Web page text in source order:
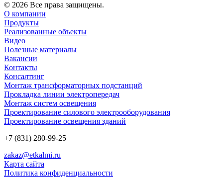
© 2026 Все права защищены.
О компании
Продукты
Реализованные объекты
Видео
Полезные материалы
Вакансии
Контакты
Консалтинг
Монтаж трансформаторных подстанций
Прокладка линии электропередач
Монтаж систем освещения
Проектирование силового электрооборудования
Проектирование освещения зданий
+7 (831) 280-99-25
zakaz@etkalmi.ru
Карта сайта
Политика конфиденциальности